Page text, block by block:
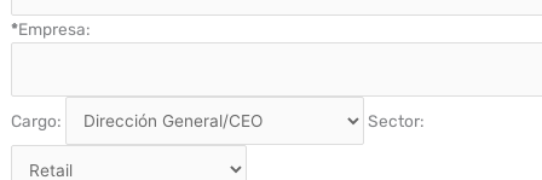
*Empresa:
Cargo: Sector: